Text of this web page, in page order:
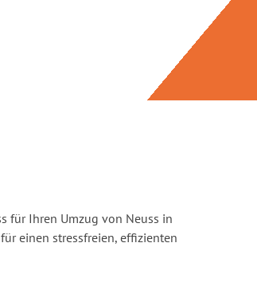
für Ihren Umzug von Neuss in
einen stressfreien, effizienten